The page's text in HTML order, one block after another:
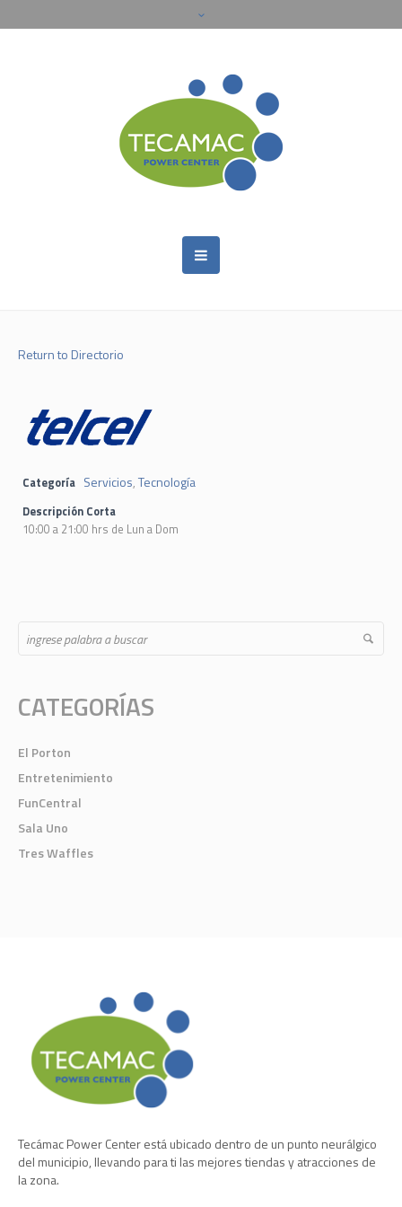
Return to Directorio
Categoría Servicios, Tecnología
Descripción Corta
10:00 a 21:00 hrs de Lun a Dom
CATEGORÍAS
El Porton
Entretenimiento
FunCentral
Sala Uno
Tres Waffles
Tecámac Power Center está ubicado dentro de un punto neurálgico
del municipio, llevando para ti las mejores tiendas y atracciones de
la zona.